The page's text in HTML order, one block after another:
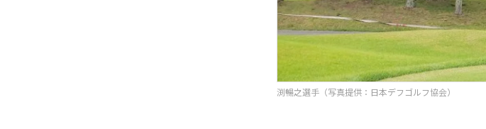
渕暢之選手（写真提供：日本デフゴルフ協会）